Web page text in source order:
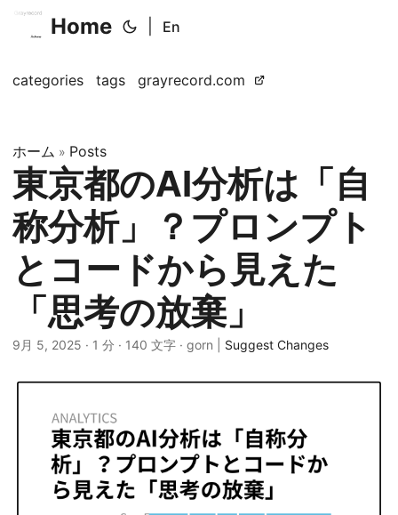
Home En
categories tags grayrecord.com
ホーム » Posts
東京都のAI分析は「自
称分析」？プロンプト
とコードから見えた
「思考の放棄」
9月 5, 2025 · 1 分 · 140 文字 · gorn | Suggest Changes